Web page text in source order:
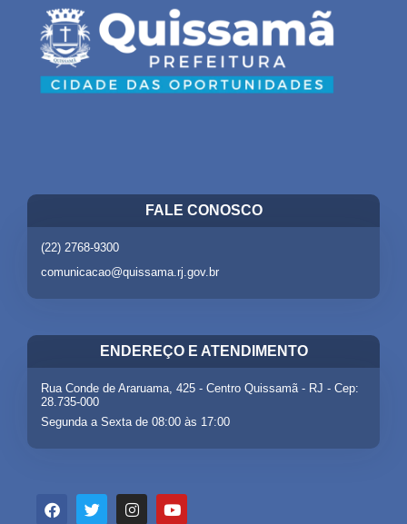
FALE CONOSCO
(22) 2768-9300
comunicacao@quissama.rj.gov.br
ENDEREÇO E ATENDIMENTO
Rua Conde de Araruama, 425 - Centro Quissamã - RJ - Cep:
28.735-000
Segunda a Sexta de 08:00 às 17:00